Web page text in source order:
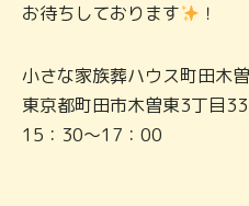
お待ちしております ！
小さな家族葬ハウス町田木曽
東京都町田市木曽東3丁目
15：30～17：00